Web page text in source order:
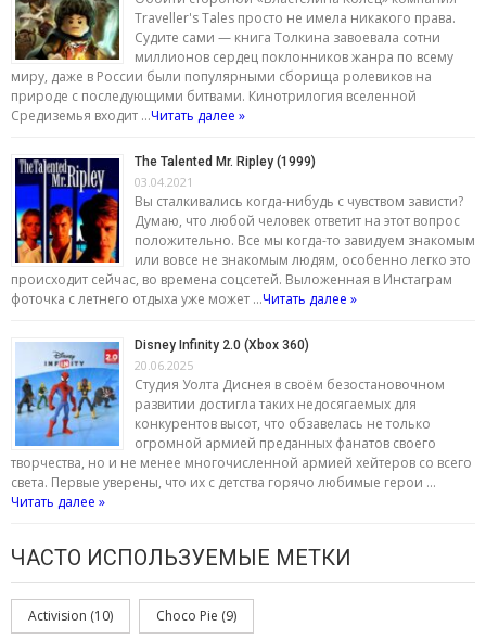
Traveller's Tales просто не имела никакого права.
Судите сами — книга Толкина завоевала сотни
миллионов сердец поклонников жанра по всему
миру, даже в России были популярными сборища ролевиков на
природе с последующими битвами. Кинотрилогия вселенной
Средиземья входит …Читать далее »
The Talented Mr. Ripley (1999)
03.04.2021
Вы сталкивались когда-нибудь с чувством зависти?
Думаю, что любой человек ответит на этот вопрос
положительно. Все мы когда-то завидуем знакомым
или вовсе не знакомым людям, особенно легко это
происходит сейчас, во времена соцсетей. Выложенная в Инстаграм
фоточка с летнего отдыха уже может …Читать далее »
Disney Infinity 2.0 (Xbox 360)
20.06.2025
Студия Уолта Диснея в своём безостановочном
развитии достигла таких недосягаемых для
конкурентов высот, что обзавелась не только
огромной армией преданных фанатов своего
творчества, но и не менее многочисленной армией хейтеров со всего
света. Первые уверены, что их с детства горячо любимые герои …
Читать далее »
ЧАСТО ИСПОЛЬЗУЕМЫЕ МЕТКИ
Activision (10) Choco Pie (9)